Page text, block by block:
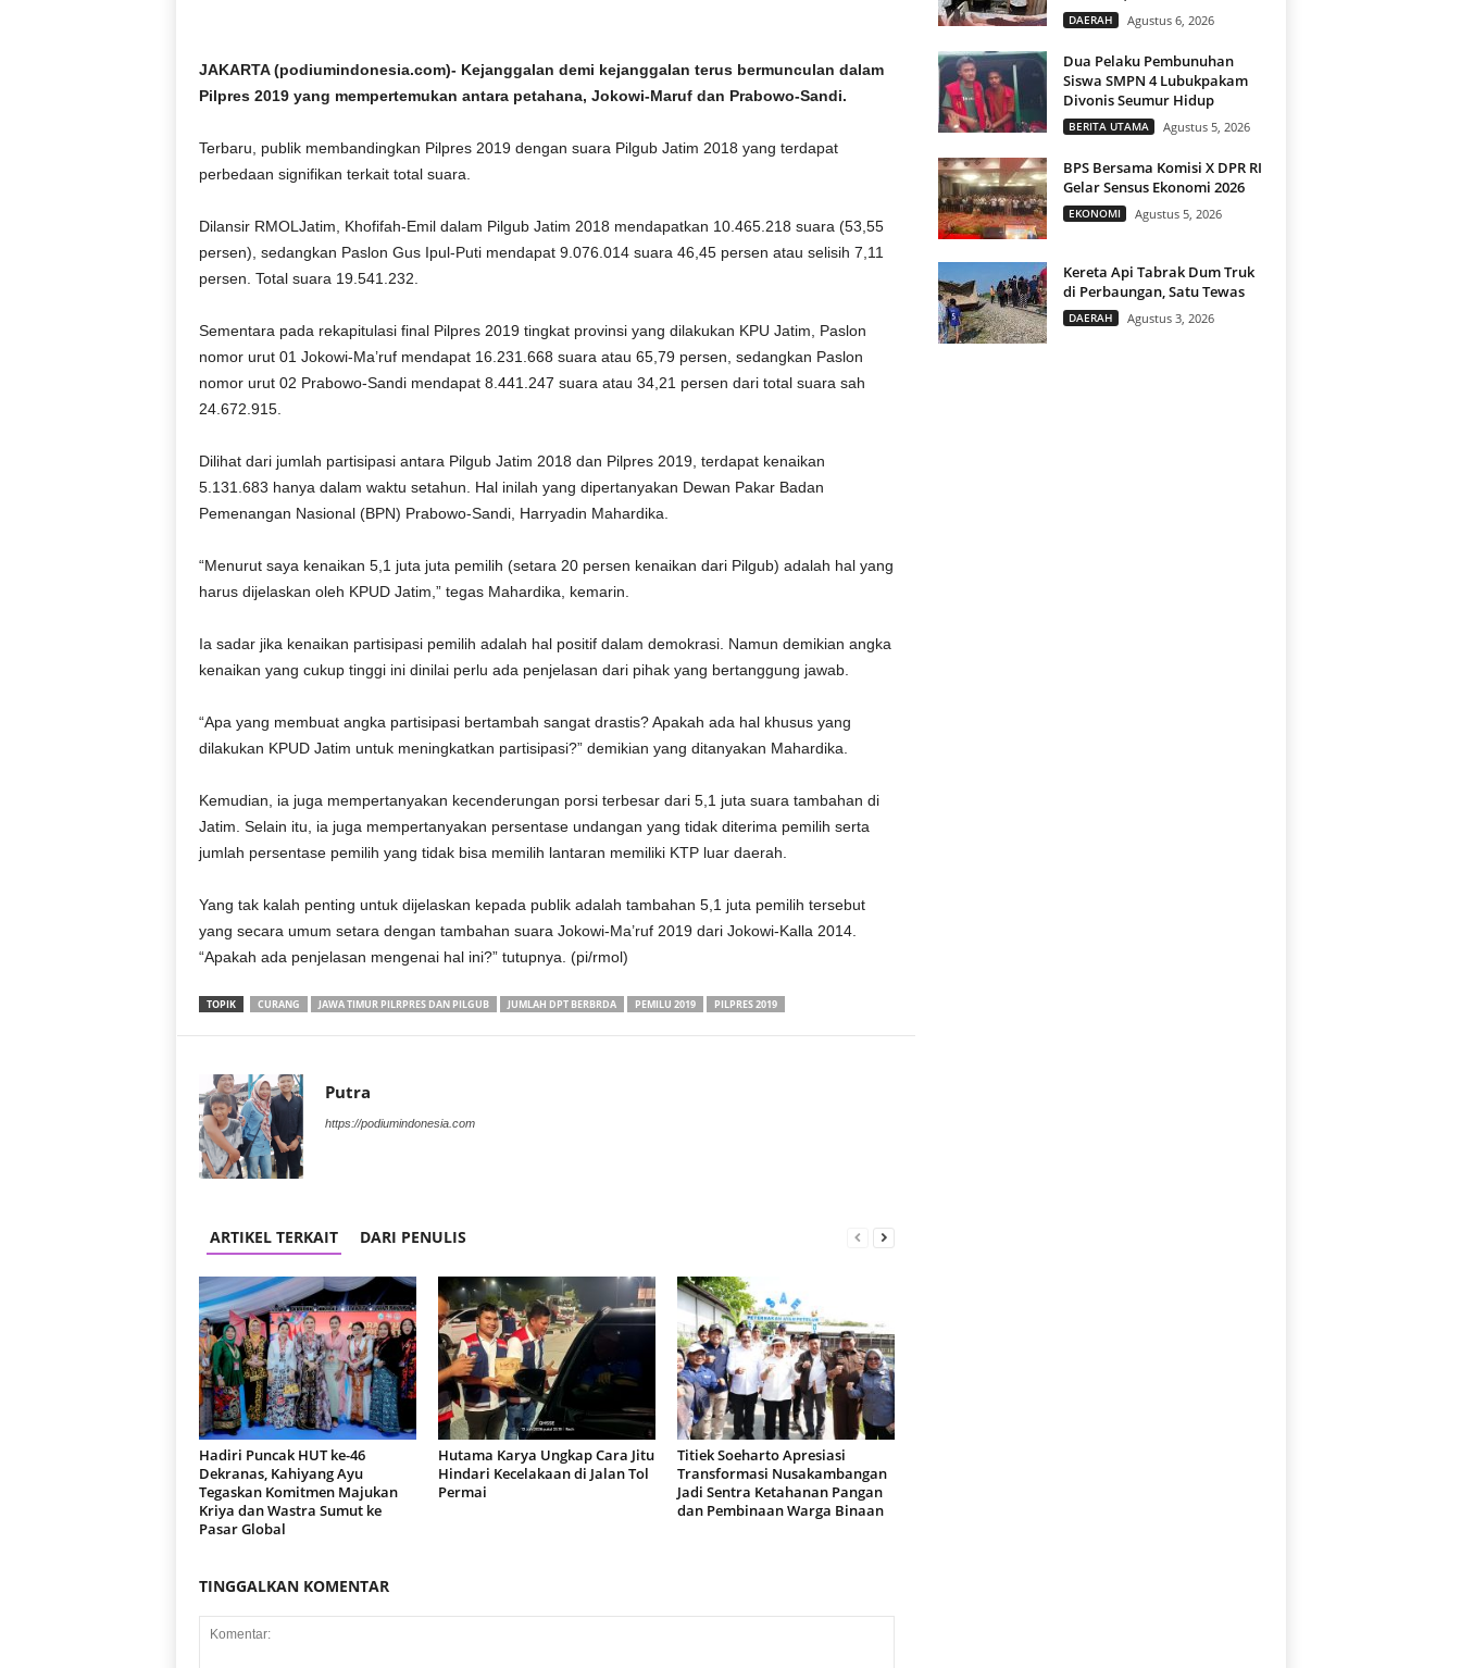
JAKARTA (podiumindonesia.com)- Kejanggalan demi kejanggalan terus bermunculan dalam
Pilpres 2019 yang mempertemukan antara petahana, Jokowi-Maruf dan Prabowo-Sandi.
Terbaru, publik membandingkan Pilpres 2019 dengan suara Pilgub Jatim 2018 yang terdapat
perbedaan signifikan terkait total suara.
Dilansir RMOLJatim, Khofifah-Emil dalam Pilgub Jatim 2018 mendapatkan 10.465.218 suara (53,55
persen), sedangkan Paslon Gus Ipul-Puti mendapat 9.076.014 suara 46,45 persen atau selisih 7,11
persen. Total suara 19.541.232.
Sementara pada rekapitulasi final Pilpres 2019 tingkat provinsi yang dilakukan KPU Jatim, Paslon
nomor urut 01 Jokowi-Ma’ruf mendapat 16.231.668 suara atau 65,79 persen, sedangkan Paslon
nomor urut 02 Prabowo-Sandi mendapat 8.441.247 suara atau 34,21 persen dari total suara sah
24.672.915.
Dilihat dari jumlah partisipasi antara Pilgub Jatim 2018 dan Pilpres 2019, terdapat kenaikan
5.131.683 hanya dalam waktu setahun. Hal inilah yang dipertanyakan Dewan Pakar Badan
Pemenangan Nasional (BPN) Prabowo-Sandi, Harryadin Mahardika.
“Menurut saya kenaikan 5,1 juta juta pemilih (setara 20 persen kenaikan dari Pilgub) adalah hal yang
harus dijelaskan oleh KPUD Jatim,” tegas Mahardika, kemarin.
Ia sadar jika kenaikan partisipasi pemilih adalah hal positif dalam demokrasi. Namun demikian angka
kenaikan yang cukup tinggi ini dinilai perlu ada penjelasan dari pihak yang bertanggung jawab.
“Apa yang membuat angka partisipasi bertambah sangat drastis? Apakah ada hal khusus yang
dilakukan KPUD Jatim untuk meningkatkan partisipasi?” demikian yang ditanyakan Mahardika.
Kemudian, ia juga mempertanyakan kecenderungan porsi terbesar dari 5,1 juta suara tambahan di
Jatim. Selain itu, ia juga mempertanyakan persentase undangan yang tidak diterima pemilih serta
jumlah persentase pemilih yang tidak bisa memilih lantaran memiliki KTP luar daerah.
Yang tak kalah penting untuk dijelaskan kepada publik adalah tambahan 5,1 juta pemilih tersebut
yang secara umum setara dengan tambahan suara Jokowi-Ma’ruf 2019 dari Jokowi-Kalla 2014.
“Apakah ada penjelasan mengenai hal ini?” tutupnya. (pi/rmol)
TOPIK CURANG JAWA TIMUR PILRPRES DAN PILGUB JUMLAH DPT BERBRDA PEMILU 2019 PILPRES 2019
Putra
https://podiumindonesia.com
ARTIKEL TERKAIT DARI PENULIS
Hadiri Puncak HUT ke-46
Dekranas, Kahiyang Ayu
Tegaskan Komitmen Majukan
Kriya dan Wastra Sumut ke
Pasar Global
Hutama Karya Ungkap Cara Jitu
Hindari Kecelakaan di Jalan Tol
Permai
Titiek Soeharto Apresiasi
Transformasi Nusakambangan
Jadi Sentra Ketahanan Pangan
dan Pembinaan Warga Binaan
TINGGALKAN KOMENTAR
DAERAH Agustus 6, 2026
Dua Pelaku Pembunuhan
Siswa SMPN 4 Lubukpakam
Divonis Seumur Hidup
BERITA UTAMA Agustus 5, 2026
BPS Bersama Komisi X DPR RI
Gelar Sensus Ekonomi 2026
EKONOMI Agustus 5, 2026
Kereta Api Tabrak Dum Truk
di Perbaungan, Satu Tewas
DAERAH Agustus 3, 2026